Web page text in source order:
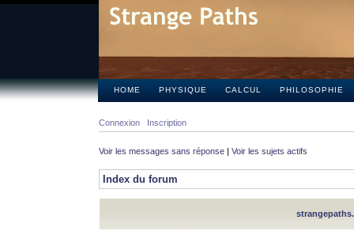
HOME PHYSIQUE CALCUL PHILOSOPHIE
Connexion Inscription
Voir les messages sans réponse | Voir les sujets actifs
Index du forum